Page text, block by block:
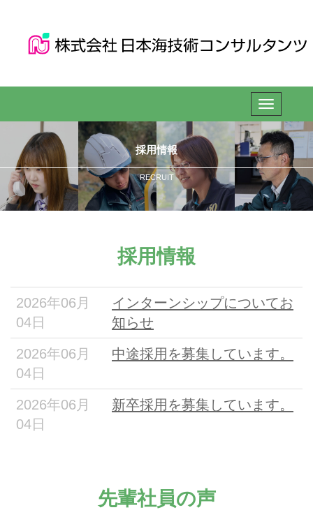
採用情報
RECRUIT
採用情報
2026年06月
04日
インターンシップについてお
知らせ
2026年06月
04日
中途採用を募集しています。
2026年06月
04日
新卒採用を募集しています。
先輩社員の声